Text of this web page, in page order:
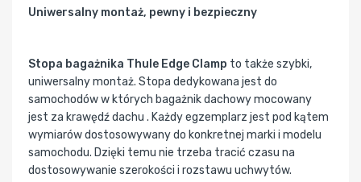
Uniwersalny montaż, pewny i bezpieczny
Stopa bagażnika Thule Edge Clamp to także szybki,
uniwersalny montaż. Stopa dedykowana jest do
samochodów w których bagażnik dachowy mocowany
jest za krawędź dachu . Każdy egzemplarz jest pod kątem
wymiarów dostosowywany do konkretnej marki i modelu
samochodu. Dzięki temu nie trzeba tracić czasu na
dostosowywanie szerokości i rozstawu uchwytów.